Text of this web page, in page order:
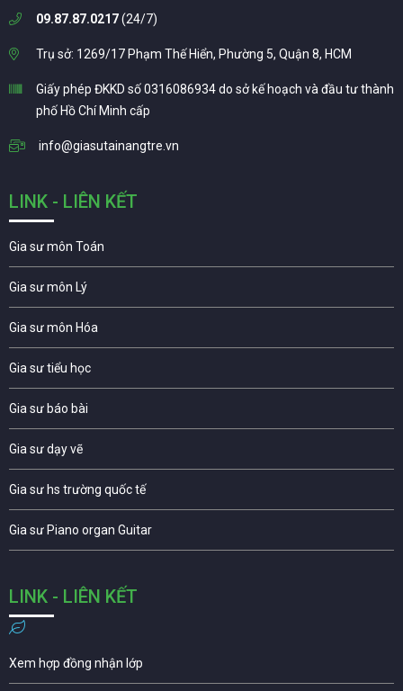
09.87.87.0217(24/7)
Trụ sở: 1269/17 Phạm Thế Hiển, Phường 5, Quận 8, HCM
Giấy phép ĐKKD số 0316086934 do sở kế hoạch và đầu tư thành
phố Hồ Chí Minh cấp
info@giasutainangtre.vn
LINK - LIÊN KẾT
Gia sư môn Toán
Gia sư môn Lý
Gia sư môn Hóa
Gia sư tiểu học
Gia sư báo bài
Gia sư dạy vẽ
Gia sư hs trường quốc tế
Gia sư Piano organ Guitar
LINK - LIÊN KẾT
Xem hợp đồng nhận lớp